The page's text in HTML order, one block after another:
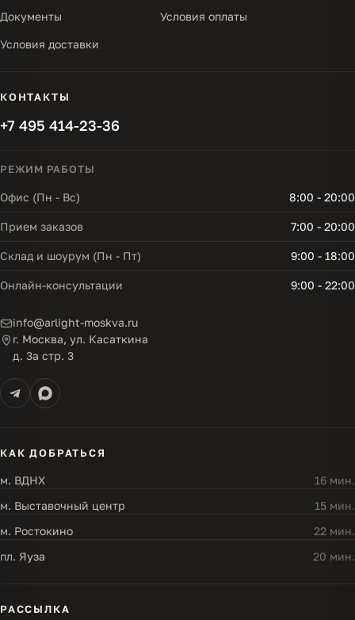
Документы Условия оплаты
Условия доставки
КОНТАКТЫ
+7 495 414-23-36
РЕЖИМ РАБОТЫ
Офис (Пн - Вс) 8:00 - 20:00
Прием заказов 7:00 - 20:00
Склад и шоурум (Пн - Пт) 9:00 - 18:00
Онлайн-консультации 9:00 - 22:00
info@arlight-moskva.ru
г. Москва, ул. Касаткина
д. 3а стр. 3
КАК ДОБРАТЬСЯ
м. ВДНХ
16 мин.
м. Выставочный центр
15 мин.
м. Ростокино
22 мин.
пл. Яуза
20 мин.
РАССЫЛКА